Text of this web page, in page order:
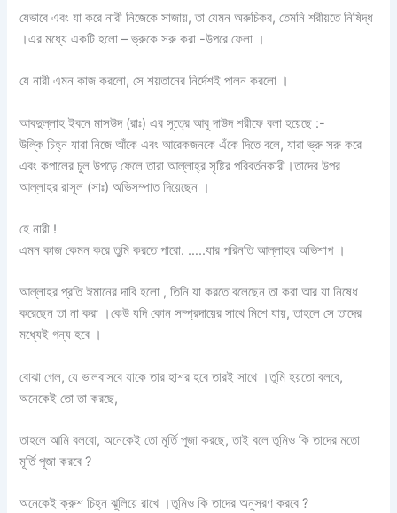
যেভাবে এবং যা করে নারী নিজেকে সাজায়, তা যেমন অরুচিকর, তেমনি শরীয়তে নিষিদ্ধ
।এর মধ্যে একটি হলো – ভ্রুকে সরু করা -উপরে ফেলা ।
যে নারী এমন কাজ করলো, সে শয়তানের নির্দেশই পালন করলো ।
আবদুল্লাহ ইবনে মাসউদ (রাঃ) এর সূত্রে আবু দাউদ শরীফে বলা হয়েছে :-
উল্কি চিহ্ন যারা নিজে আঁকে এবং আরেকজনকে এঁকে দিতে বলে, যারা ভ্রু সরু করে
এবং কপালের চুল উপড়ে ফেলে তারা আল্লাহ্‌র সৃষ্টির পরিবর্তনকারী।তাদের উপর
আল্লাহর রাসূল (সাঃ) অভিসম্পাত দিয়েছেন ।
হে নারী !
এমন কাজ কেমন করে তুমি করতে পারো. …..যার পরিনতি আল্লাহর অভিশাপ ।
আল্লাহর প্রতি ঈমানের দাবি হলো , তিনি যা করতে বলেছেন তা করা আর যা নিষেধ
করেছেন তা না করা ।কেউ যদি কোন সম্প্রদায়ের সাথে মিশে যায়, তাহলে সে তাদের
মধ্যেই গন্য হবে ।
বোঝা গেল, যে ভালবাসবে যাকে তার হাশর হবে তারই সাথে ।তুমি হয়তো বলবে,
অনেকেই তো তা করছে,
তাহলে আমি বলবো, অনেকেই তো মূর্তি পূজা করছে, তাই বলে তুমিও কি তাদের মতো
মূর্তি পূজা করবে ?
অনেকেই ক্রুশ চিহ্ন ঝুলিয়ে রাখে ।তুমিও কি তাদের অনুসরণ করবে ?